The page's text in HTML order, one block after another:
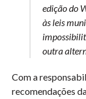
edição do
às leis
outra
Com a
recomendações